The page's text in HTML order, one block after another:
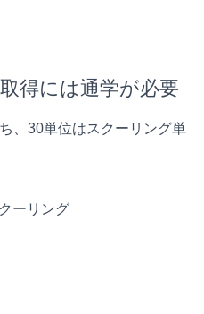
得には通学が必要
、30単位はスクーリング単
ーリング